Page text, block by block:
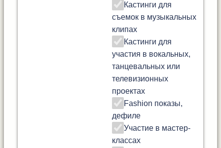
Кастинги для
съемок в музыкальных
клипах
Кастинги для
участия в вокальных,
танцевальных или
телевизионных
проектах
Fashion показы,
дефиле
Участие в мастер-
классах